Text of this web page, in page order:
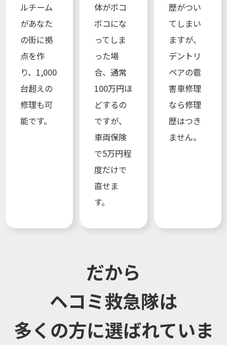
ルチーム
があなた
の街に拠
点を作
り、1,000
台超えの
修理も可
能です。
体がボコ
ボコにな
ってしま
った場
合、通常
100万円ほ
どするの
ですが、
車両保険
で5万円程
度だけで
直せま
す。
歴がつい
てしまい
ますが、
デントリ
ペアの雹
害車修理
なら修理
歴はつき
ません。
だから
ヘコミ救急隊は
多くの方に選ばれていま